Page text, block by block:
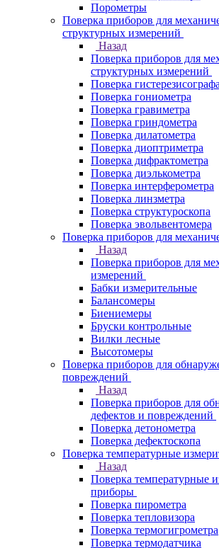
Порометры
Поверка приборов для
структурных измерений
Назад
Поверка приборов для
структурных измерений
Поверка гистерезисографа
Поверка гониометра
Поверка гравиметра
Поверка гриндометра
Поверка дилатометра
Поверка диоптриметра
Поверка дифрактометра
Поверка диэлькометра
Поверка интерферометра
Поверка линзметра
Поверка структуроскопа
Поверка эвольвентомера
Поверка приборов для
Назад
Поверка приборов для
измерений
Бабки измерительные
Балансомеры
Биениемеры
Бруски контрольные
Вилки лесные
Высотомеры
Поверка приборов для
повреждений
Назад
Поверка приборов для
дефектов и повреждений
Поверка детонометра
Поверка дефектоскопа
Поверка температурные
Назад
Поверка температурные
приборы
Поверка пирометра
Поверка тепловизора
Поверка термогигрометра
Поверка термодатчика